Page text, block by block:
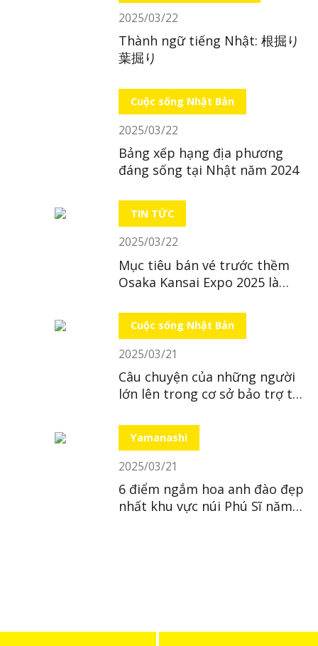
2025/03/22
Thành ngữ tiếng Nhật: 根掘り
葉掘り
Cuộc sống Nhật Bản
2025/03/22
Bảng xếp hạng địa phương
đáng sống tại Nhật năm 2024
TIN TỨC
2025/03/22
Mục tiêu bán vé trước thềm
Osaka Kansai Expo 2025 là
Cuộc sống Nhật Bản
2025/03/21
Câu chuyện của những người
lớn lên trong cơ sở bảo trợ tại
Yamanashi
2025/03/21
6 điểm ngắm hoa anh đào đẹp
nhất khu vực núi Phú Sĩ năm